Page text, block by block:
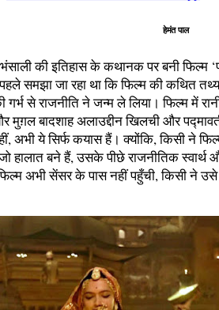
हेमंत पाल
की इतिहास के कथानक पर बनी फिल्म
समझा जा रहा था कि फिल्म की कथित
गर्भ से राजनीति ने जन्म ले लिया। फिल्म में
मुग़ल बादशाह अलाउद्दीन खिलची और
अभी ये सिर्फ कयास हैं। क्योंकि, किसी ने
हालात बने हैं, उसके पीछे राजनीतिक स्वार्थ
अभी सेंसर के पास नहीं पहुँची, किसी ने